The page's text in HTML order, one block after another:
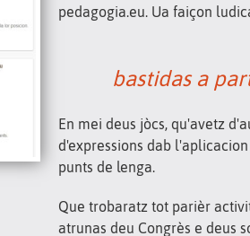
pedagogia.eu. Ua faiçon
bastidas a
En mei deus jòcs, qu'avetz
d'expressions dab
punts de lenga.
Que trobaratz tot parièr
atrunas deu Congrès e deus